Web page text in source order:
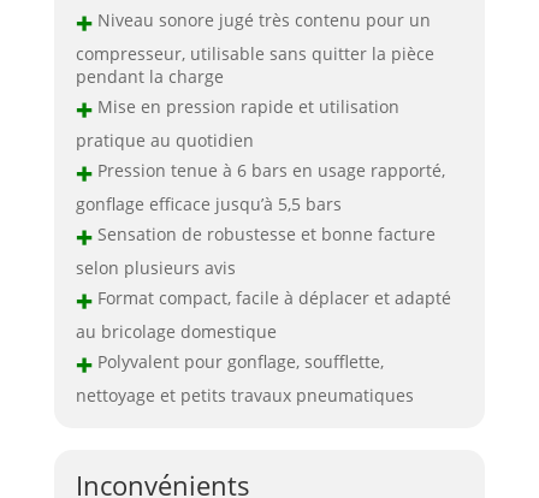
+Niveau sonore jugé très contenu pour un
compresseur, utilisable sans quitter la pièce
pendant la charge
+Mise en pression rapide et utilisation
pratique au quotidien
+Pression tenue à 6 bars en usage rapporté,
gonflage efficace jusqu’à 5,5 bars
+Sensation de robustesse et bonne facture
selon plusieurs avis
+Format compact, facile à déplacer et adapté
au bricolage domestique
+Polyvalent pour gonflage, soufflette,
nettoyage et petits travaux pneumatiques
Inconvénients